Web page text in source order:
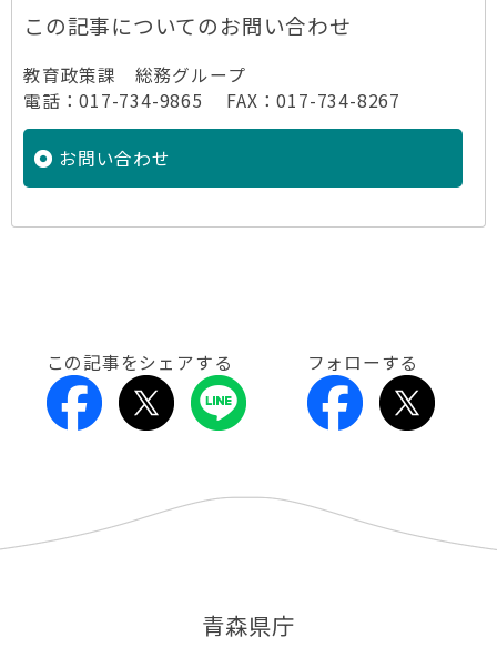
この記事についてのお問い合わせ
教育政策課 総務グループ
電話：017-734-9865 FAX：017-734-8267
お問い合わせ
この記事をシェアする フォローする
青森県庁